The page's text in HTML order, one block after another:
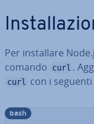
Per in­stal­la­re
comando
curl .
curl con i
bash